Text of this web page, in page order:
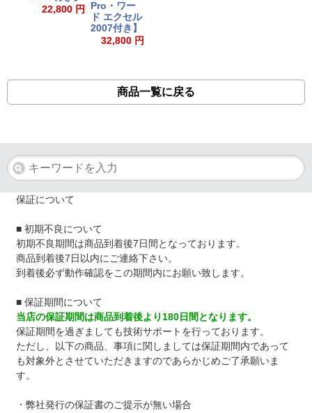
22,800 円
Pro・ワー
ド エクセル
2007付き】
32,800 円
商品一覧に戻る
保証について
■ 初期不良について
初期不良期間は商品到着後7日間となっております。
商品到着後7日以内にご連絡下さい。
到着後必ず動作確認をこの期間内にお願い致します。
■ 保証期間について
当店の保証期間は商品到着後より180日間となります。
保証期間を過ぎましても技術サポートを行っております。
ただし、以下の商品、事項に関しましては保証期間内であって
も対象外とさせていただきますのであらかじめご了承願いま
す。
・弊社発行の保証書のご提示が無い場合